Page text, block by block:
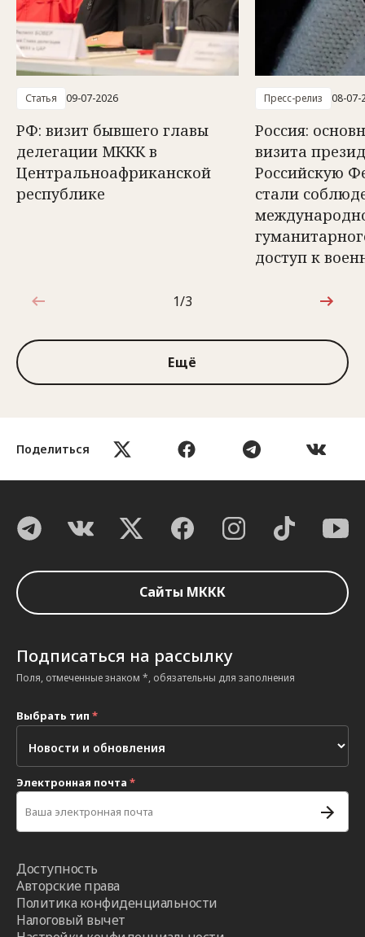
Поделиться
Статья 09-07-2026
РФ: визит бывшего главы
делегации МККК в
Центральноафриканской
республике
Пресс-релиз 08-07-
Россия:
визита
Российскую
стали
доступ к
1 из 3
1/3
Ещё
Сайты МККК
Подписаться на рассылку
Поля, отмеченные знаком *, обязательны для заполнения
Выбрать тип *
Электронная почта *
Доступность
Авторские права
Политика конфиденциальности
Налоговый вычет